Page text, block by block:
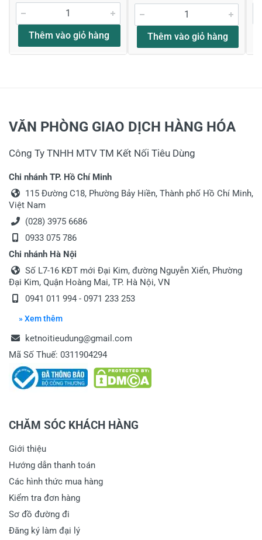
Thêm vào giỏ hàng Thêm vào giỏ hàng
VĂN PHÒNG GIAO DỊCH HÀNG HÓA
Công Ty TNHH MTV TM Kết Nối Tiêu Dùng
Chi nhánh TP. Hồ Chí Minh
115 Đường C18, Phường Bảy Hiền, Thành phố Hồ Chí Minh,
Việt Nam
(028) 3975 6686
0933 075 786
Chi nhánh Hà Nội
Số L7-16 KĐT mới Đại Kim, đường Nguyễn Xiển, Phường
Đại Kim, Quận Hoàng Mai, TP. Hà Nội, VN
0941 011 994 - 0971 233 253
» Xem thêm
ketnoitieudung@gmail.com
Mã Số Thuế: 0311904294
CHĂM SÓC KHÁCH HÀNG
Giới thiệu
Hướng dẫn thanh toán
Các hình thức mua hàng
Kiểm tra đơn hàng
Sơ đồ đường đi
Đăng ký làm đại lý